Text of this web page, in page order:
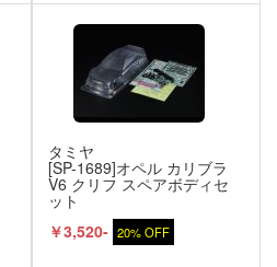
タミヤ
[SP-1689]オペル カリブラ
V6 クリフ スペアボディセ
ット
￥3,520- 20% OFF